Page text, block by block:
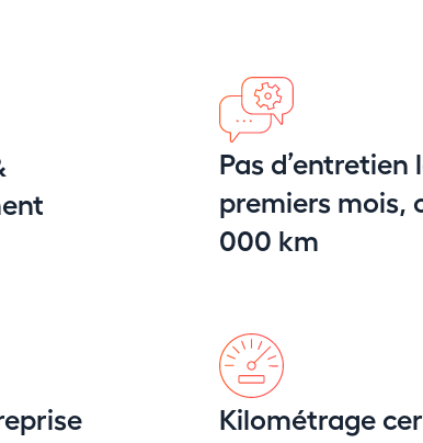
Pas d’entretien
premiers mois,
000 km
Kilométrage